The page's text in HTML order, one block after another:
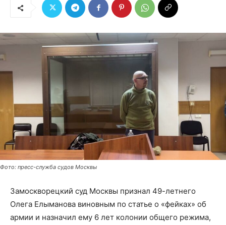
Фото: пресс-служба судов Москвы
Замоскворецкий суд Москвы признал 49-летнего
Олега Елыманова виновным по статье о «фейках» об
армии и назначил ему 6 лет колонии общего режима,